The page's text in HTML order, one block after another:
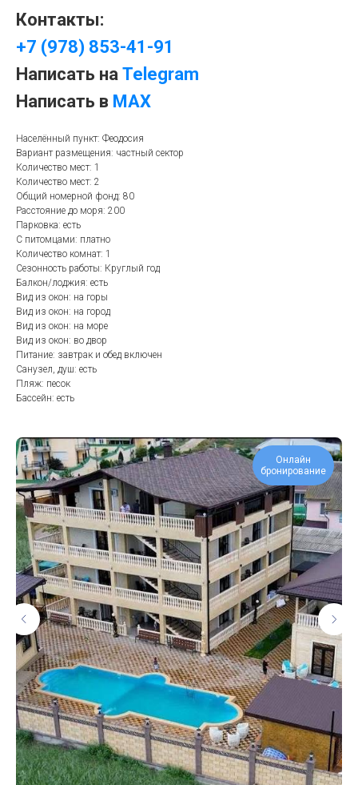
Контакты:
+7 (978) 853-41-91
Написать на Telegram
Написать в MAX
Населённый пункт: Феодосия
Вариант размещения: частный сектор
Количество мест: 1
Количество мест: 2
Общий номерной фонд: 80
Расстояние до моря: 200
Парковка: есть
С питомцами: платно
Количество комнат: 1
Сезонность работы: Круглый год
Балкон/лоджия: есть
Вид из окон: на горы
Вид из окон: на город
Вид из окон: на море
Вид из окон: во двор
Питание: завтрак и обед включен
Санузел, душ: есть
Пляж: песок
Бассейн: есть
Онлайн
бронирование